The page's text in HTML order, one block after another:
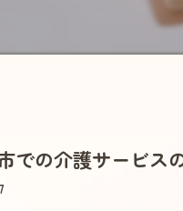
での介護サービス